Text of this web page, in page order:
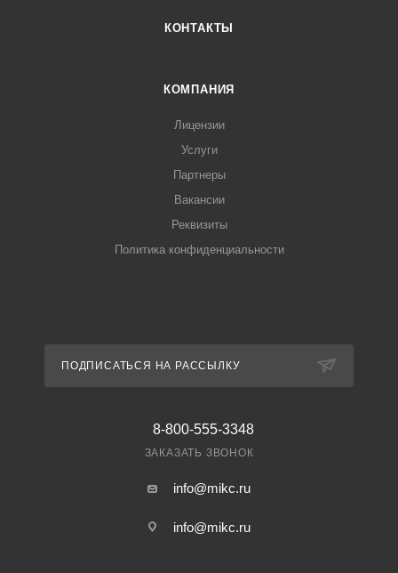
КОНТАКТЫ
КОМПАНИЯ
Лицензии
Услуги
Партнеры
Вакансии
Реквизиты
Политика конфиденциальности
ПОДПИСАТЬСЯ НА РАССЫЛКУ
8-800-555-3348
ЗАКАЗАТЬ ЗВОНОК
info@mikc.ru
info@mikc.ru